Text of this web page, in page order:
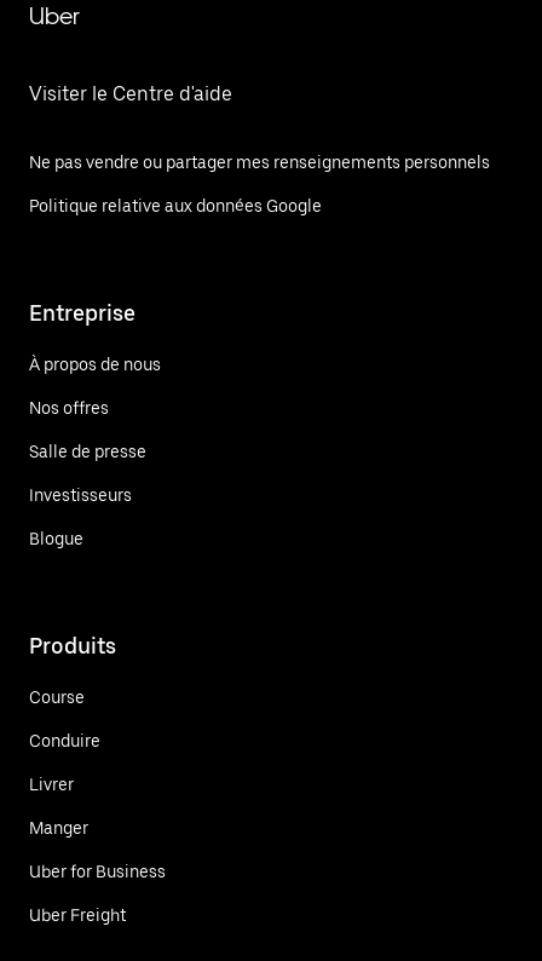
Uber
Visiter le Centre d'aide
Ne pas vendre ou partager mes renseignements personnels
Politique relative aux données Google
Entreprise
À propos de nous
Nos offres
Salle de presse
Investisseurs
Blogue
Produits
Course
Conduire
Livrer
Manger
Uber for Business
Uber Freight